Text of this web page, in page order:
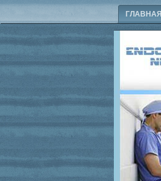
ГЛАВНАЯ